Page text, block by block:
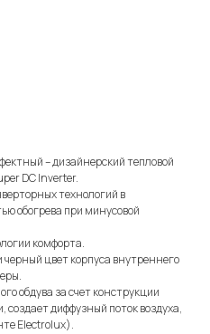
– дизайнерский тепловой
DC Inverter.
технологий в
обогрева при минусовой
комфорта.
цвет корпуса внутреннего
обдува за счет конструкции
диффузный поток воздуха,
Electroluх).